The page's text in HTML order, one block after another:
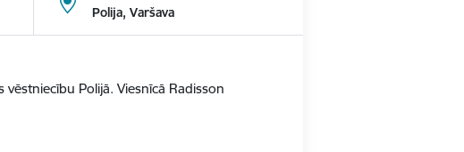
Polija, Varšava
Polijā. Viesnīcā Radisson